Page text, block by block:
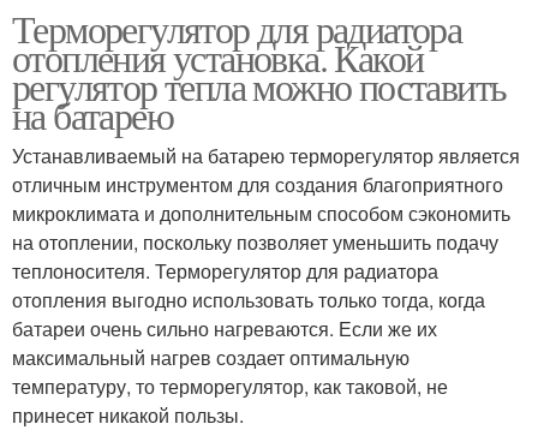
Терморегулятор для радиатора
отопления установка. Какой
регулятор тепла можно поставить
на батарею
Устанавливаемый на батарею терморегулятор является
отличным инструментом для создания благоприятного
микроклимата и дополнительным способом сэкономить
на отоплении, поскольку позволяет уменьшить подачу
теплоносителя. Терморегулятор для радиатора
отопления выгодно использовать только тогда, когда
батареи очень сильно нагреваются. Если же их
максимальный нагрев создает оптимальную
температуру, то терморегулятор, как таковой, не
принесет никакой пользы.